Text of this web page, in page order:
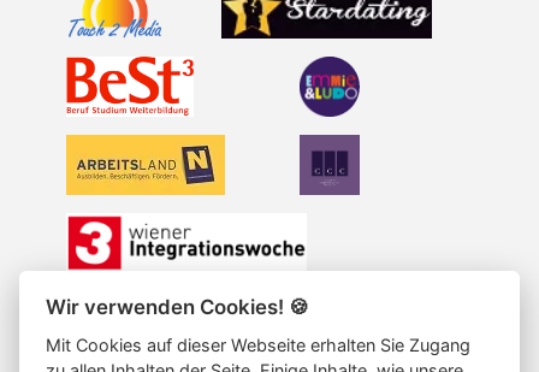
Die Datenschutzerklärung finden Sie hier
Wir verwenden Cookies! 🍪
Mit Cookies auf dieser Webseite erhalten Sie Zugang